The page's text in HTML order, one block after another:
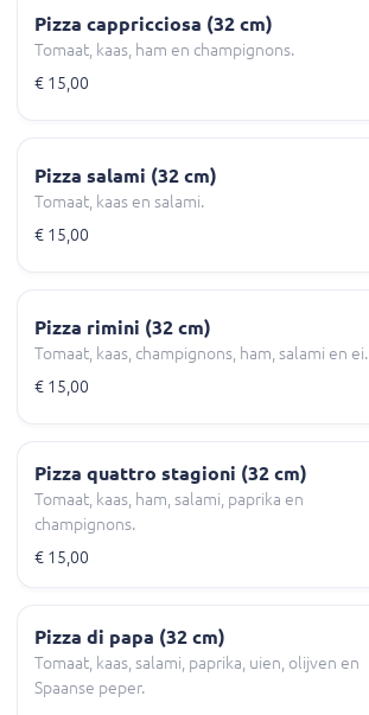
Pizza cappricciosa (32 cm)
Tomaat, kaas, ham en champignons.
€ 15,00
Pizza salami (32 cm)
Tomaat, kaas en salami.
€ 15,00
Pizza rimini (32 cm)
Tomaat, kaas, champignons, ham, salami en ei.
€ 15,00
Pizza quattro stagioni (32 cm)
Tomaat, kaas, ham, salami, paprika en
champignons.
€ 15,00
Pizza di papa (32 cm)
Tomaat, kaas, salami, paprika, uien, olijven en
Spaanse peper.